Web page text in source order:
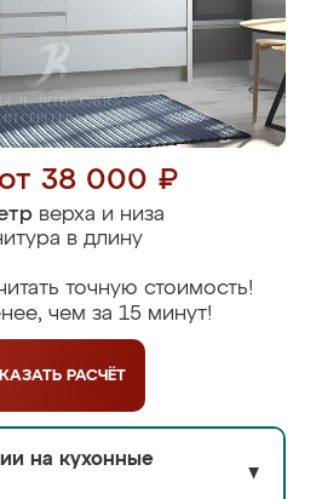
38 000 ₽
верха и низа
в длину
точную стоимость!
чем за 15 минут!
РАСЧЁТ
на кухонные
▼